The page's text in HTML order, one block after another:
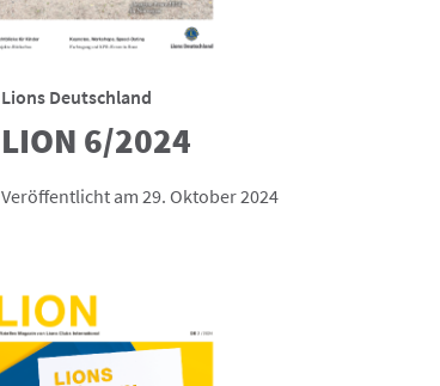
Lions Deutschland
LION 6/2024
Veröffentlicht am 29. Oktober 2024